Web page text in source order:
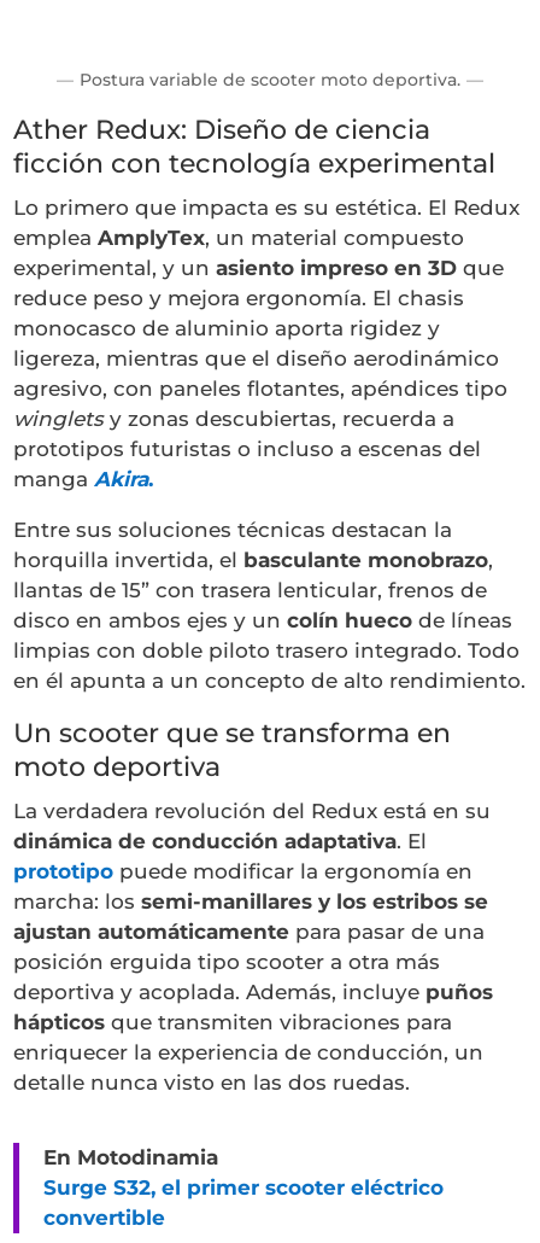
Postura variable de scooter moto deportiva.
Ather Redux: Diseño de ciencia
ficción con tecnología experimental
Lo primero que impacta es su estética. El Redux
empleaAmplyTex, un material compuesto
experimental, y unasiento impreso en 3D que
reduce peso y mejora ergonomía. El chasis
monocasco de aluminio aporta rigidez y
ligereza, mientras que el diseño aerodinámico
agresivo, con paneles flotantes, apéndices tipo
wingletsy zonas descubiertas, recuerda a
prototipos futuristas o incluso a escenas del
mangaAkira.
Entre sus soluciones técnicas destacan la
horquilla invertida, el basculante monobrazo,
llantas de 15” con trasera lenticular, frenos de
disco en ambos ejes y uncolín hueco de líneas
limpias con doble piloto trasero integrado. Todo
en él apunta a un concepto de alto rendimiento.
Un scooter que se transforma en
moto deportiva
La verdadera revolución del Redux está en su
dinámica de conducción adaptativa. El
prototipo puede modificar la ergonomía en
marcha: lossemi-manillares y los estribos se
ajustan automáticamente para pasar de una
posición erguida tipo scooter a otra más
deportiva y acoplada. Además, incluye puños
hápticos que transmiten vibraciones para
enriquecer la experiencia de conducción, un
detalle nunca visto en las dos ruedas.
En Motodinamia
Surge S32, el primer scooter eléctrico
convertible